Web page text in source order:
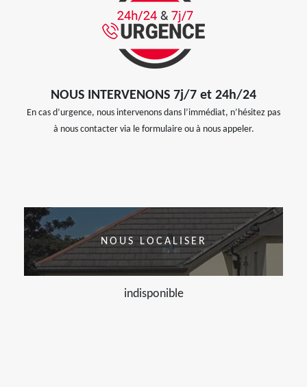
NOUS INTERVENONS 7j/7 et 24h/24
En cas d’urgence, nous intervenons dans l’immédiat, n’hésitez pas
à nous contacter via le formulaire ou à nous appeler.
NOUS LOCALISER
indisponible